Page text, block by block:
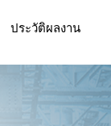
ประวัติผลงาน